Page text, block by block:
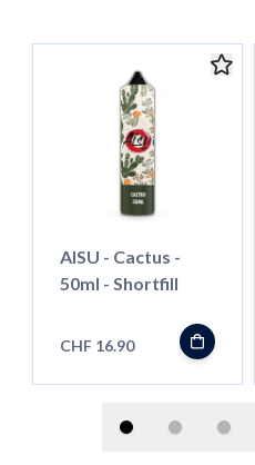
AISU - Cactus -
50ml - Shortfill
CHF 16.90